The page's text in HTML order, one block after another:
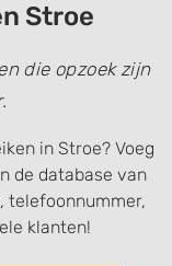
Stroe
die opzoek zijn
in Stroe? Voeg
de database van
telefoonnummer,
klanten!